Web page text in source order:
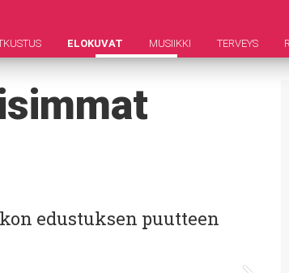
ELOKUVAT MUSIIKKI TERVEYS
edustuksen puutteen